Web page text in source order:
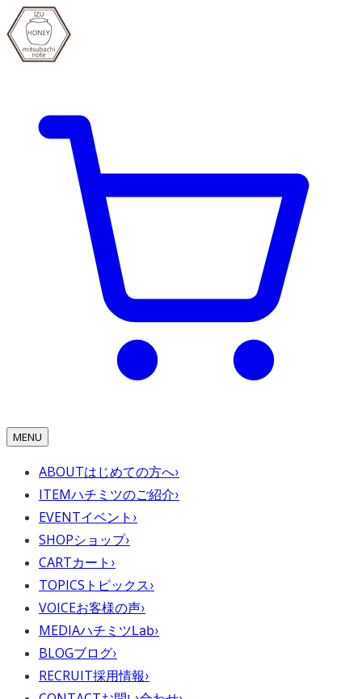
MENU
ABOUTはじめての方へ›
ITEMハチミツのご紹介›
EVENTイベント ›
SHOPショップ›
CARTカート ›
TOPICS トピックス›
VOICEお客様の声›
MEDIAハチミツLab›
BLOGブログ›
RECRUIT採用情報›